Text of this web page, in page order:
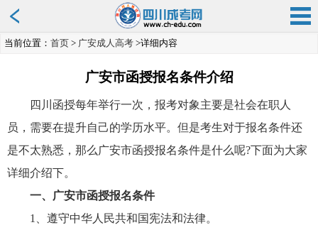
当前位置： 首页 > 广安成人高考 >详细内容
广安市函授报名条件介绍
四川函授每年举行一次，报考对象主要是社会在职人
员，需要在提升自己的学历水平。但是考生对于报名条件还
是不太熟悉，那么广安市函授报名条件是什么呢?下面为大家
详细介绍下。
一、广安市函授报名条件
1、遵守中华人民共和国宪法和法律。